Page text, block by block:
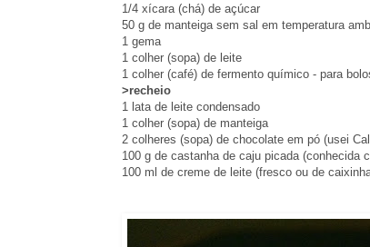
1/4 xícara (chá) de açúcar
50 g de manteiga sem sal em temperatura
1 gema
1 colher (sopa) de leite
1 colher (café) de fermento químico - para
>recheio
1 lata de leite condensado
1 colher (sopa) de manteiga
2 colheres (sopa) de chocolate em pó (usei
100 g de castanha de caju picada (conhecida
100 ml de creme de leite (fresco ou de